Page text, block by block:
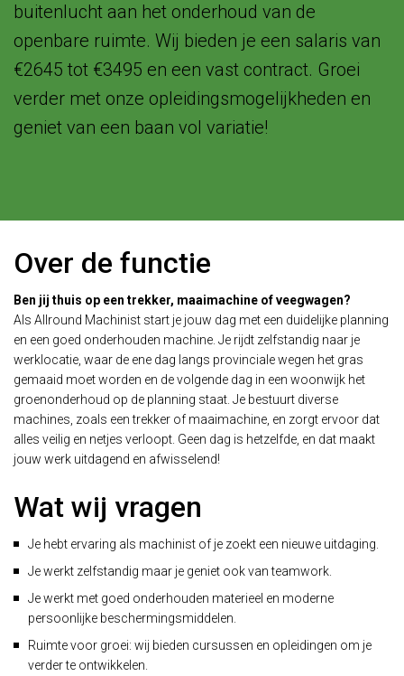
buitenlucht aan het onderhoud van de
openbare ruimte. Wij bieden je een salaris van
€2645 tot €3495 en een vast contract. Groei
verder met onze opleidingsmogelijkheden en
geniet van een baan vol variatie!
Over de functie
Ben jij thuis op een trekker, maaimachine of veegwagen?
Als Allround Machinist start je jouw dag met een duidelijke planning
en een goed onderhouden machine. Je rijdt zelfstandig naar je
werklocatie, waar de ene dag langs provinciale wegen het gras
gemaaid moet worden en de volgende dag in een woonwijk het
groenonderhoud op de planning staat. Je bestuurt diverse
machines, zoals een trekker of maaimachine, en zorgt ervoor dat
alles veilig en netjes verloopt. Geen dag is hetzelfde, en dat maakt
jouw werk uitdagend en afwisselend!
Wat wij vragen
Je hebt ervaring als machinist of je zoekt een nieuwe uitdaging.
Je werkt zelfstandig maar je geniet ook van teamwork.
Je werkt met goed onderhouden materieel en moderne
persoonlijke beschermingsmiddelen.
Ruimte voor groei: wij bieden cursussen en opleidingen om je
verder te ontwikkelen.